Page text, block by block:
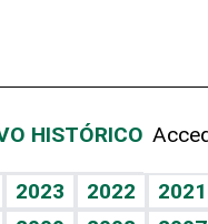
HISTÓRICO
2023 2022 2021